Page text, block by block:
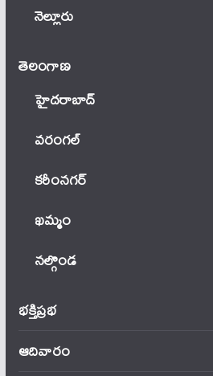
నెల్లూరు
తెలంగాణ‌
హైదరాబాద్
వ‌రంగ‌ల్
కరీంనగర్
ఖ‌మ్మం
నల్గొండ
భక్తిప్రభ
ఆదివారం